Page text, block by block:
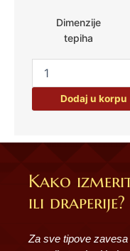
Dimenzije
tepiha
Gemma
količina
Dodaj u korpu
Kako
ili draperije?
Za sve tipove